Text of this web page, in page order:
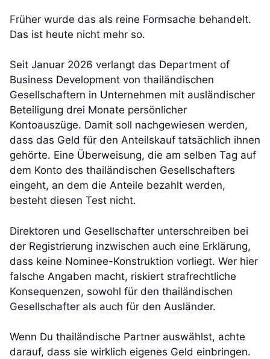
Früher wurde das als reine Formsache behandelt.
Das ist heute nicht mehr so.
Seit Januar 2026 verlangt das Department of
Business Development von thailändischen
Gesellschaftern in Unternehmen mit ausländischer
Beteiligung drei Monate persönlicher
Kontoauszüge. Damit soll nachgewiesen werden,
dass das Geld für den Anteilskauf tatsächlich ihnen
gehörte. Eine Überweisung, die am selben Tag auf
dem Konto des thailändischen Gesellschafters
eingeht, an dem die Anteile bezahlt werden,
besteht diesen Test nicht.
Direktoren und Gesellschafter unterschreiben bei
der Registrierung inzwischen auch eine Erklärung,
dass keine Nominee-Konstruktion vorliegt. Wer hier
falsche Angaben macht, riskiert strafrechtliche
Konsequenzen, sowohl für den thailändischen
Gesellschafter als auch für den Ausländer.
Wenn Du thailändische Partner auswählst, achte
darauf, dass sie wirklich eigenes Geld einbringen.